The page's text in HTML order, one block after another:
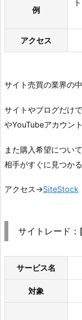
例
アクセス
サイト売買の業界の
サイトやブログだけ
やYouTubeアカウン
また購入希望につい
相手がすぐに見つかる
アクセス→SiteStock
サイトレード
サービス名
対象